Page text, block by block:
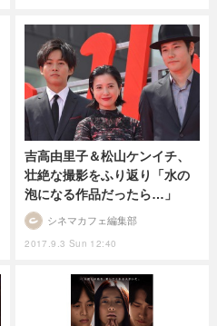
吉高由里子＆松山ケンイチ、
壮絶な撮影をふり返り「水の
泡になる作品だったら…」
2017.9.3 Sun 12:40
シネマカフェ編集部